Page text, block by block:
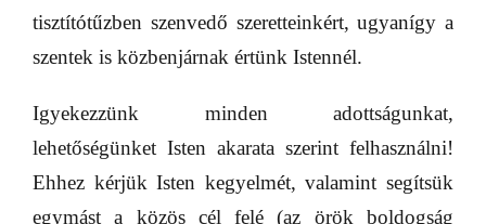
tisztítótűzben szenvedő szeretteinkért, ugyanígy a
szentek is közbenjárnak értünk Istennél.
Igyekezzünk minden adottságunkat,
lehetőségünket Isten akarata szerint felhasználni!
Ehhez kérjük Isten kegyelmét, valamint segítsük
egymást a közös cél felé (az örök boldogság